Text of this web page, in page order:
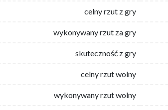
celny rzut z gry
wykonywany rzut za gry
skuteczność z gry
celny rzut wolny
wykonywany rzut wolny